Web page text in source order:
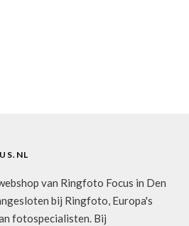
van Ringfoto Focus in Den
bij Ringfoto, Europa's
fotospecialisten. Bij